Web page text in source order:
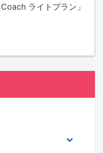
ライトプラン」